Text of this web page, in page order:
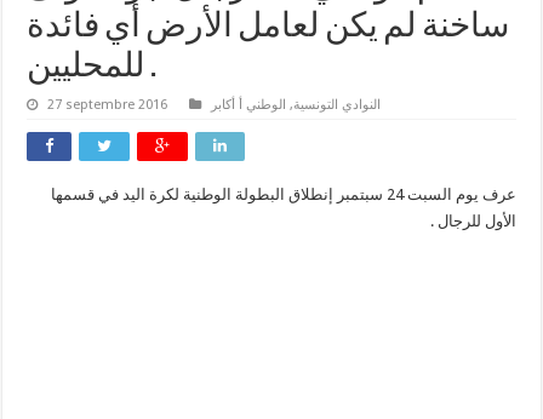
ساخنة لم يكن لعامل الأرض أي فائدة
للمحليين .
27 septembre 2016 النوادي التونسية, الوطني أ أكابر
عرف يوم السبت 24 سبتمبر إنطلاق البطولة الوطنية لكرة اليد في قسمها
الأول للرجال .